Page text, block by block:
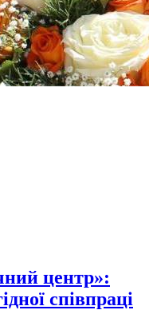
центр»:
співпраці